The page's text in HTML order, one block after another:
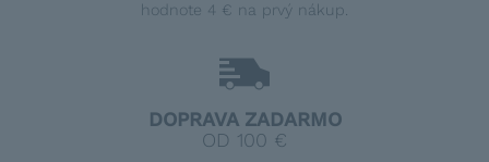
hodnote 4 € na prvý nákup.
DOPRAVA ZADARMO
OD 100 €